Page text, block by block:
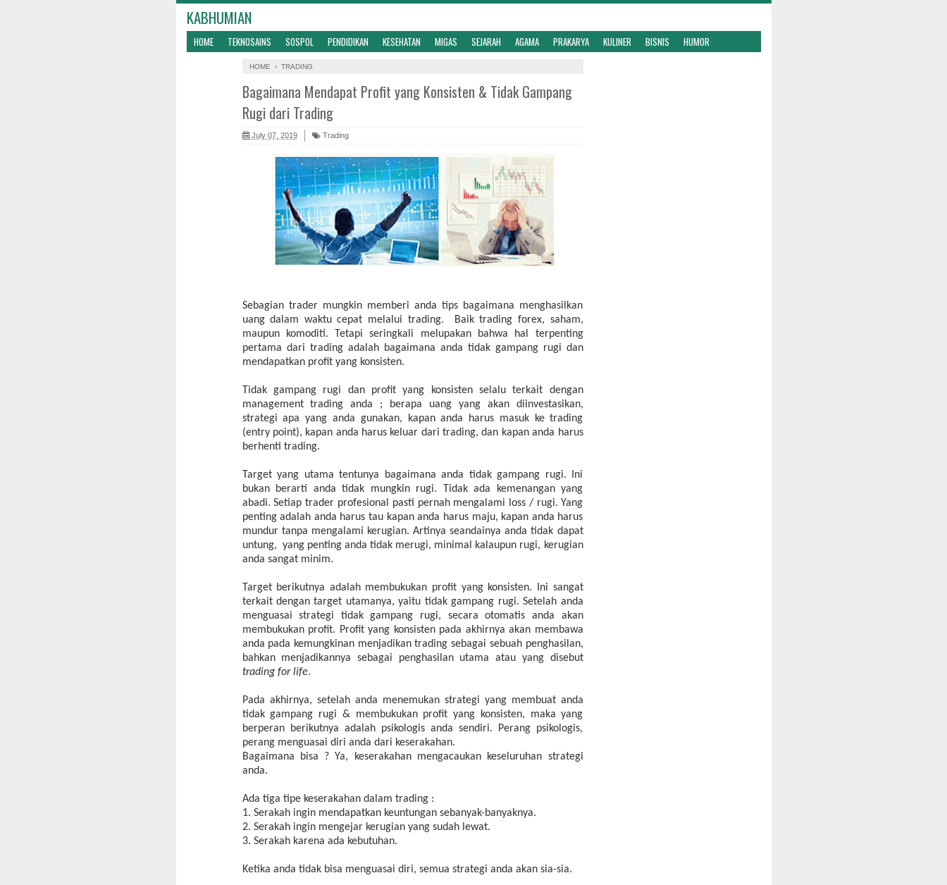
KABHUMIAN
HOME TEKNOSAINS SOSPOL PENDIDIKAN KESEHATAN MIGAS SEJARAH AGAMA PRAKARYA KULINER BISNIS
HUMOR
HOME › TRADING
Bagaimana Mendapat Profit yang Konsisten & Tidak Gampang
Rugi dari Trading
July 07, 2019 Trading
Sebagian trader mungkin memberi anda tips bagaimana menghasilkan
uang dalam waktu cepat melalui trading. Baik trading forex, saham,
maupun komoditi. Tetapi seringkali melupakan bahwa hal terpenting
pertama dari trading adalah bagaimana anda tidak gampang rugi dan
mendapatkan profit yang konsisten.
Tidak gampang rugi dan profit yang konsisten selalu terkait dengan
management trading anda ; berapa uang yang akan diinvestasikan,
strategi apa yang anda gunakan, kapan anda harus masuk ke trading
(entry point), kapan anda harus keluar dari trading, dan kapan anda harus
berhenti trading.
Target yang utama tentunya bagaimana anda tidak gampang rugi. Ini
bukan berarti anda tidak mungkin rugi. Tidak ada kemenangan yang
abadi. Setiap trader profesional pasti pernah mengalami loss / rugi. Yang
penting adalah anda harus tau kapan anda harus maju, kapan anda harus
mundur tanpa mengalami kerugian. Artinya seandainya anda tidak dapat
untung, yang penting anda tidak merugi, minimal kalaupun rugi, kerugian
anda sangat minim.
Target berikutnya adalah membukukan profit yang konsisten. Ini sangat
terkait dengan target utamanya, yaitu tidak gampang rugi. Setelah anda
menguasai strategi tidak gampang rugi, secara otomatis anda akan
membukukan profit. Profit yang konsisten pada akhirnya akan membawa
anda pada kemungkinan menjadikan trading sebagai sebuah penghasilan,
bahkan menjadikannya sebagai penghasilan utama atau yang disebut
trading for life.
Pada akhirnya, setelah anda menemukan strategi yang membuat anda
tidak gampang rugi & membukukan profit yang konsisten, maka yang
berperan berikutnya adalah psikologis anda sendiri. Perang psikologis,
perang menguasai diri anda dari keserakahan.
Bagaimana bisa ? Ya, keserakahan mengacaukan keseluruhan strategi
anda.
Ada tiga tipe keserakahan dalam trading :
1. Serakah ingin mendapatkan keuntungan sebanyak-banyaknya.
2. Serakah ingin mengejar kerugian yang sudah lewat.
3. Serakah karena ada kebutuhan.
Ketika anda tidak bisa menguasai diri, semua strategi anda akan sia-sia.